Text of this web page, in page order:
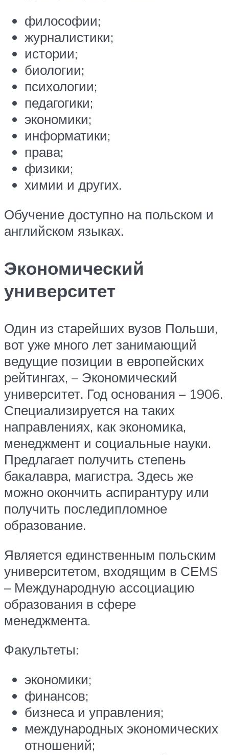
философии;
журналистики;
истории;
биологии;
психологии;
педагогики;
экономики;
информатики;
права;
физики;
химии и других.
Обучение доступно на польском и
английском языках.
Экономический
университет
Один из старейших вузов Польши,
вот уже много лет занимающий
ведущие позиции в европейских
рейтингах, – Экономический
университет. Год основания – 1906.
Специализируется на таких
направлениях, как экономика,
менеджмент и социальные науки.
Предлагает получить степень
бакалавра, магистра. Здесь же
можно окончить аспирантуру или
получить последипломное
образование.
Является единственным польским
университетом, входящим в СЕMS
– Международную ассоциацию
образования в сфере
менеджмента.
Факультеты:
экономики;
финансов;
бизнеса и управления;
международных экономических
отношений;